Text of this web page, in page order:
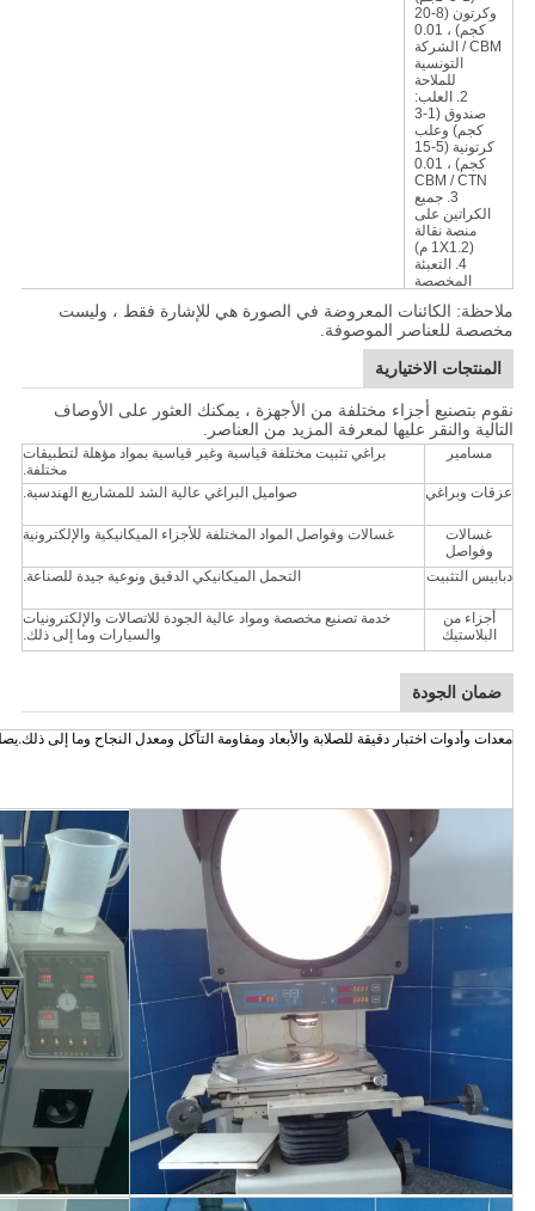
وكرتون (8-20
كجم) ، 0.01
CBM / الشركة
التونسية
للملاحة
2. العلب:
صندوق (1-3
كجم) وعلب
كرتونية (5-15
كجم) ، 0.01
CBM / CTN
3. جميع
الكراتين على
منصة نقالة
(1X1.2 م)
4. التعبئة
المخصصة
ملاحظة: الكائنات المعروضة في الصورة هي للإشارة فقط ، وليست
مخصصة للعناصر الموصوفة.
المنتجات الاختيارية
نقوم بتصنيع أجزاء مختلفة من الأجهزة ، يمكنك العثور على الأوصاف
التالية والنقر عليها لمعرفة المزيد من العناصر.
مسامير
براغي تثبيت مختلفة قياسية وغير قياسية بمواد مؤهلة لتطبيقات
مختلفة.
عزقات وبراغي
صواميل البراغي عالية الشد للمشاريع الهندسية.
غسالات
وفواصل
غسالات وفواصل المواد المختلفة للأجزاء الميكانيكية والإلكترونية
دبابيس التثبيت التحمل الميكانيكي الدقيق ونوعية جيدة للصناعة.
أجزاء من
البلاستيك
خدمة تصنيع مخصصة ومواد عالية الجودة للاتصالات والإلكترونيات
والسيارات وما إلى ذلك.
ضمان الجودة
معدات وأدوات اختبار دقيقة للصلابة والأبعاد ومقاومة التآكل ومعدل النجاح وما إلى ذلك.يصل